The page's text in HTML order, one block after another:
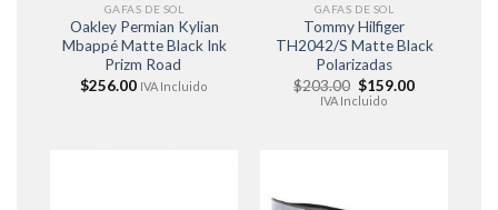
GAFAS DE SOL
Oakley Permian Kylian
Mbappé Matte Black Ink
Prizm Road
$256.00 IVA Incluido
GAFAS DE SOL
Tommy Hilfiger
TH2042/S Matte Black
Polarizadas
$203.00 El
precio
$159.00El
IVA Incluido